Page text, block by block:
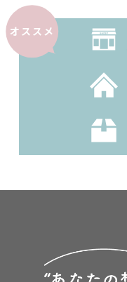
オススメ